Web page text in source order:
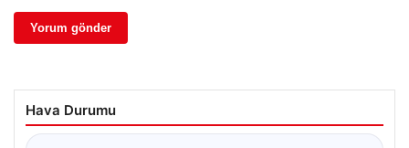
Hava Durumu